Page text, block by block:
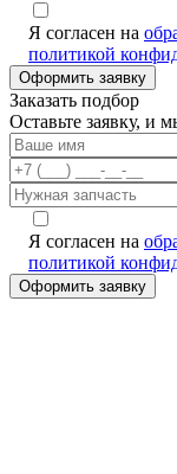
Я согласен на
политикой
Заказать подбор
Оставьте заявку, и
Я согласен на
политикой